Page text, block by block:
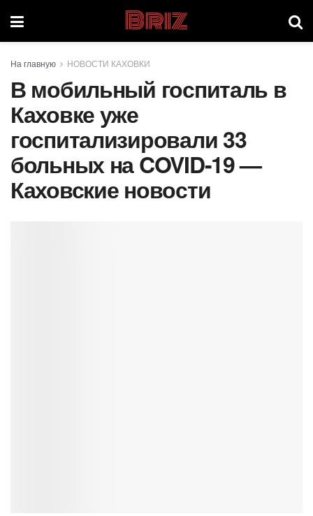
Briz
На главную НОВОСТИ КАХОВКИ
В мобильный госпиталь в
Каховке уже
госпитализировали 33
больных на COVID-19 —
Каховские новости